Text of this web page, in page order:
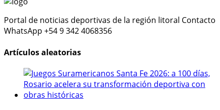
Portal de noticias deportivas de la región litoral Contacto
WhatsApp +54 9 342 4068356
Artículos aleatorias